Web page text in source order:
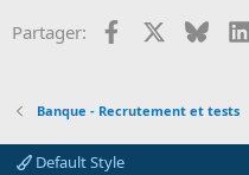
Partager: Facebook
Banque - Recrutement et tests
Default Style